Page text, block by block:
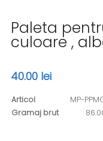
Paleta
culoare ,
40.00 lei
Articol
MP-
Gramaj brut